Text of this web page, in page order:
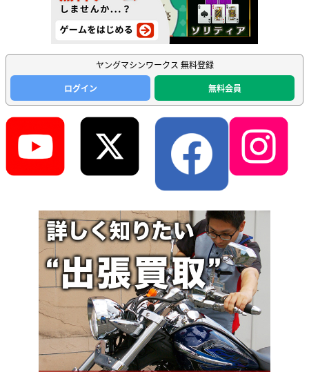
ヤングマシンワークス 無料登録
ログイン
無料会員